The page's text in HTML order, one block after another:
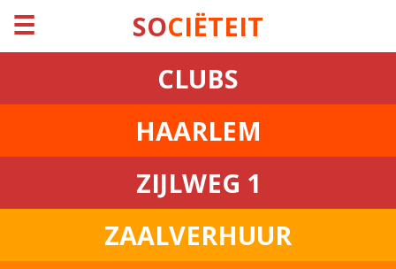
☰ SOCIËTEIT
CLUBS
HAARLEM
ZIJLWEG 1
ZAALVERHUUR